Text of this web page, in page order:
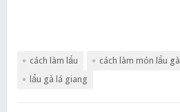
cách làm lẩu cách làm món lẩu gà
lẩu gà lá giang